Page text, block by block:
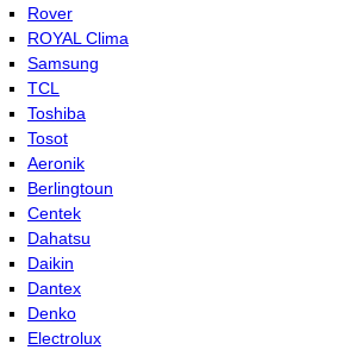
Rover
ROYAL Clima
Samsung
TCL
Toshiba
Tosot
Aeronik
Berlingtoun
Centek
Dahatsu
Daikin
Dantex
Denko
Electrolux